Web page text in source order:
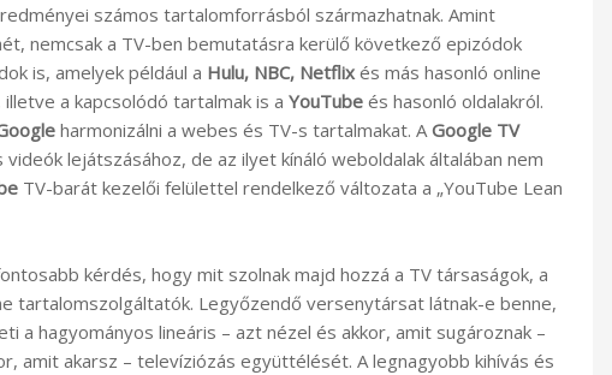
számos tartalomforrásból származhatnak. Amint
nemcsak a TV-ben bemutatásra kerülő következő epizódok
is, amelyek például a Hulu, NBC, Netflix és más hasonló online
a kapcsolódó tartalmak is a YouTube és hasonló oldalakról.
harmonizálni a webes és TV-s tartalmakat. A Google TV
lejátszásához, de az ilyet kínáló weboldalak általában nem
TV-barát kezelői felülettel rendelkező változata a „YouTube Lean
kérdés, hogy mit szolnak majd hozzá a TV társaságok, a
tartalomszolgáltatók. Legyőzendő versenytársat látnak-e benne,
a hagyományos lineáris – azt nézel és akkor, amit sugároznak –
amit akarsz – televíziózás együttélését. A legnagyobb kihívás és